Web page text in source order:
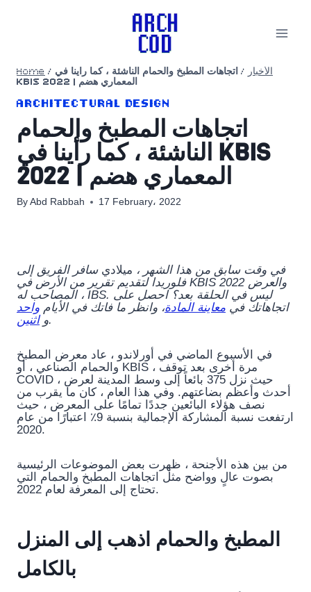
Home / الأخبار / اتجاهات المطبخ والحمام الناشئة ، كما رأينا في
KBIS 2022 | المعماري هضم
ARCHITECTURAL DESIGN
اتجاهات المطبخ والحمام
الناشئة ، كما رأينا في KBIS
2022 | المعماري هضم
By Abd Rabbah 17 February، 2022
في وقت سابق من هذا الشهر ، ميلاديسافر الفريق إلى
فلوريدا لتقديم تقرير من الأرض في KBIS 2022 والعرض
المصاحب له ، IBS. ليس في الحلقة بعد؟ احصل على
اتجاهاتك في معاينة المادة، وانظر ما فاتك في الأيام واحد
و اثنين .
في الأسبوع الماضي في أورلاندو ، عاد معرض المطبخ
والحمام الصناعي ، أو KBIS ، مرة أخرى بعد توقف
COVID ، حيث نزل 375 بائعاً إلى وسط المدينة لعرض
أحدث وأعظم بضاعتهم. وفي هذا العام ، كان ما يقرب من
نصف هؤلاء البائعين جددًا تمامًا على المعرض ، حيث
ارتفعت نسبة المشاركة الإجمالية بنسبة 9٪ اعتبارًا من عام
2020.
من بين هذه الأجنحة ، ظهرت بعض الموضوعات الرئيسية
بصوت عالٍ وواضح مثل اتجاهات المطبخ والحمام التي
تحتاج إلى المعرفة لعام 2022.
المطبخ والحمام اذهب إلى المنزل
بالكامل